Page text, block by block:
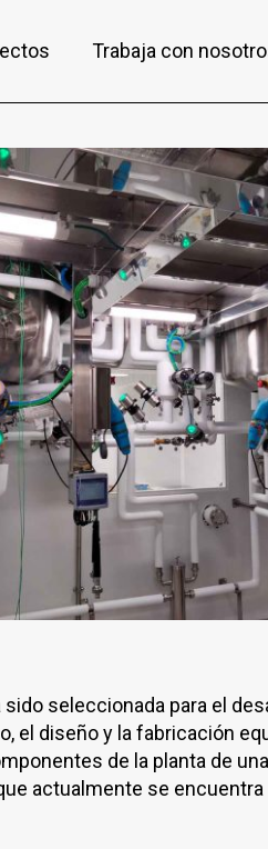
Trabaja con
seleccionada para el
el diseño y la fabricación
de la planta de
actualmente se